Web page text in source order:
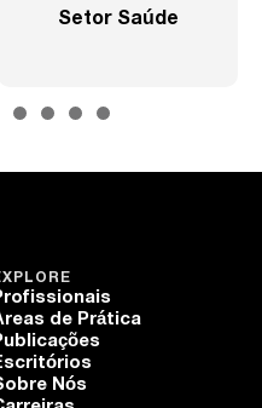
Setor Saúde
de Prática
Nós